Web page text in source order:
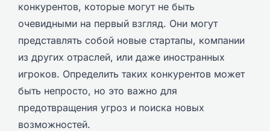
конкурентов, которые могут не быть
очевидными на первый взгляд. Они могут
представлять собой новые стартапы, компании
из других отраслей, или даже иностранных
игроков. Определить таких конкурентов может
быть непросто, но это важно для
предотвращения угроз и поиска новых
возможностей.